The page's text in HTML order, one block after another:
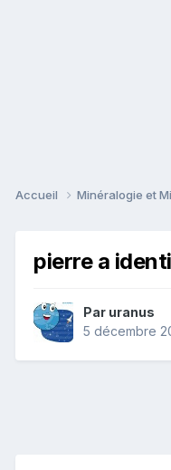
Accueil Minéralogie et
pierre a
Par uranus
5 décembre